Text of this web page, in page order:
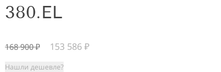
380.EL
168 900₽ 153 586 ₽
Нашли дешевле?